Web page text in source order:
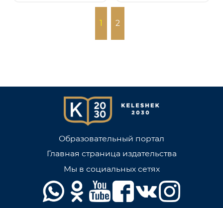
1 2
Образовательный портал
Главная страница издательства
Мы в социальных сетях